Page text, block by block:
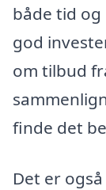
både tid
god
om tilbud
finde det
Det er